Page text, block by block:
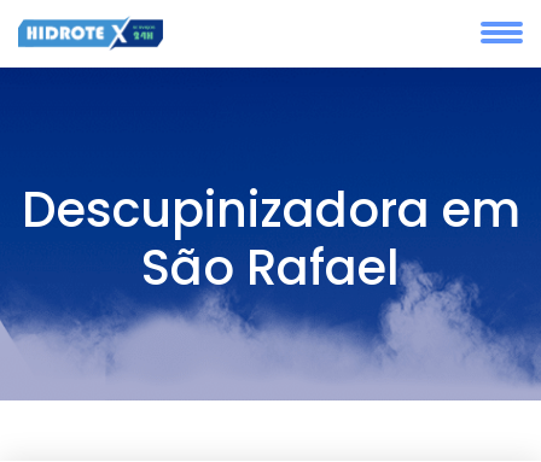
Descupinizadora em
São Rafael